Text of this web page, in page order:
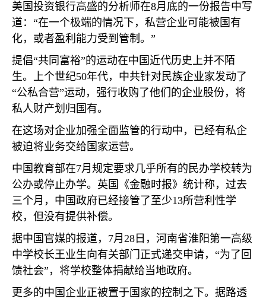
美国投资银行高盛的分析师在8月底的一份报告中写
道：“在一个极端的情况下，私营企业可能被国有
化，或者盈利能力受到管制。”
提倡“共同富裕”的运动在中国近代历史上并不陌
生。上个世纪50年代，中共针对民族企业家发动了
“公私合营”运动，强行收购了他们的企业股份，将
私人财产划归国有。
在这场对企业加强全面监管的行动中，已经有私企
被迫将业务交给国家运营。
中国教育部在7月规定要求几乎所有的民办学校转为
公办或停止办学。英国《金融时报》统计称，过去
三个月，中国政府已经接管了至少13所营利性学
校，但没有提供补偿。
据中国官媒的报道， 7月 28 日，河南省淮阳第一高级
中学校长王业生向有关部门正式递交申请，“为了回
馈社会”，将学校整体捐献给当地政府。
更多的中国企业正被置于国家的控制之下。据路透